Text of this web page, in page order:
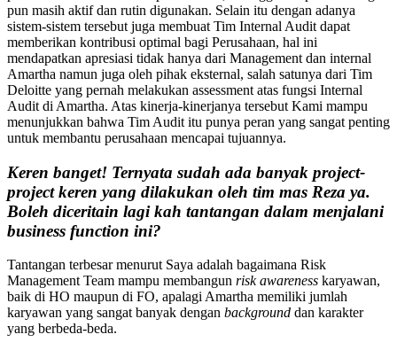
pun masih aktif dan rutin digunakan. Selain itu dengan adanya
sistem-sistem tersebut juga membuat Tim Internal Audit dapat
memberikan kontribusi optimal bagi Perusahaan, hal ini
mendapatkan apresiasi tidak hanya dari Management dan internal
Amartha namun juga oleh pihak eksternal, salah satunya dari Tim
Deloitte yang pernah melakukan assessment atas fungsi Internal
Audit di Amartha. Atas kinerja-kinerjanya tersebut Kami mampu
menunjukkan bahwa Tim Audit itu punya peran yang sangat penting
untuk membantu perusahaan mencapai tujuannya.
Keren banget! Ternyata sudah ada banyak project-
project keren yang dilakukan oleh tim mas Reza ya.
Boleh diceritain lagi kah tantangan dalam menjalani
business function ini?
Tantangan terbesar menurut Saya adalah bagaimana Risk
Management Team mampu membangun risk awareness karyawan,
baik di HO maupun di FO, apalagi Amartha memiliki jumlah
karyawan yang sangat banyak dengan background dan karakter
yang berbeda-beda.